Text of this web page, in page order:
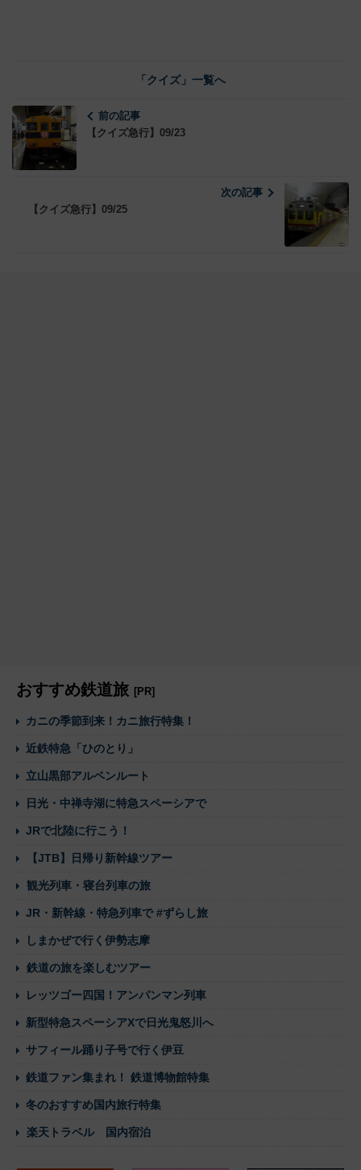
「クイズ」一覧へ
前の記事
【クイズ急行】09/23
次の記事
【クイズ急行】09/25
おすすめ鉄道旅 [PR]
カニの季節到来！カニ旅行特集！
近鉄特急「ひのとり」
立山黒部アルペンルート
日光・中禅寺湖に特急スペーシアで
JRで北陸に行こう！
【JTB】日帰り新幹線ツアー
観光列車・寝台列車の旅
JR・新幹線・特急列車で #ずらし旅
しまかぜで行く伊勢志摩
鉄道の旅を楽しむツアー
レッツゴー四国！アンパンマン列車
新型特急スペーシアXで日光鬼怒川へ
サフィール踊り子号で行く伊豆
鉄道ファン集まれ！ 鉄道博物館特集
冬のおすすめ国内旅行特集
楽天トラベル 国内宿泊